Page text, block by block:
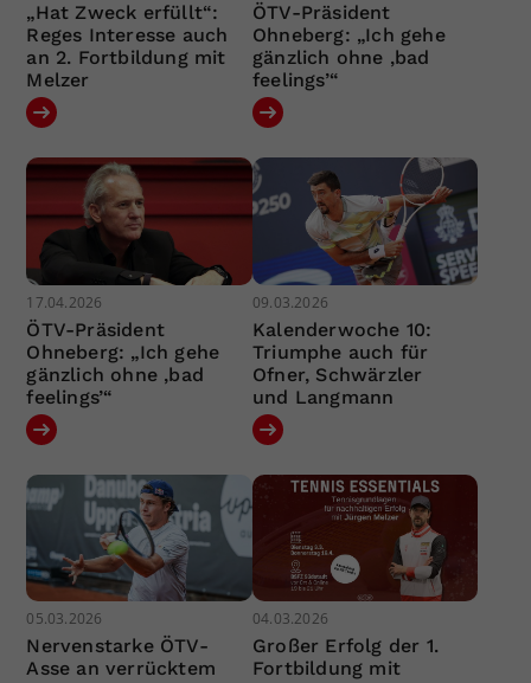
„Hat Zweck erfüllt“:
Reges Interesse auch
an 2. Fortbildung mit
Melzer
ÖTV-Präsident
Ohneberg: „Ich gehe
gänzlich ohne ‚bad
feelings’“
17.04.2026
ÖTV-Präsident
Ohneberg: „Ich gehe
gänzlich ohne ‚bad
feelings’“
09.03.2026
Kalenderwoche 10:
Triumphe auch für
Ofner, Schwärzler
und Langmann
05.03.2026
Nervenstarke ÖTV-
Asse an verrücktem
04.03.2026
Großer Erfolg der 1.
Fortbildung mit